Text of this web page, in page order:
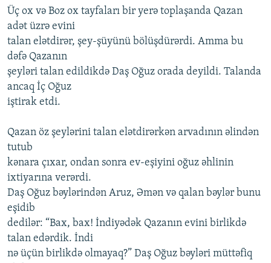
Üç ox və Boz ox tayfaları bir yerə toplaşanda Qazan
adət üzrə evini
talan elətdirər, şey-şüyünü bölüşdürərdi. Amma bu
dəfə Qazanın
şeyləri talan edildikdə Daş Oğuz orada deyildi. Talanda
ancaq İç Oğuz
iştirak etdi.
Qazan öz şeylərini talan elətdirərkən arvadının əlindən
tutub
kənara çıxar, ondan sonra ev-eşiyini oğuz əhlinin
ixtiyarına verərdi.
Daş Oğuz bəylərindən Aruz, Əmən və qalan bəylər bunu
eşidib
dedilər: “Bax, bax! İndiyədək Qazanın evini birlikdə
talan edərdik. İndi
nə üçün birlikdə olmayaq?” Daş Oğuz bəyləri müttəfiq